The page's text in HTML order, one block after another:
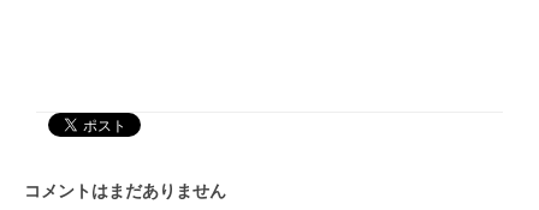
コメントはまだありません